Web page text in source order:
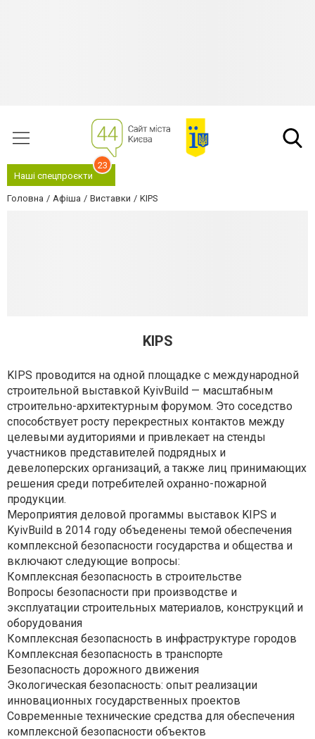
Наші спецпроєкти
23
Головна Афіша Виставки KIPS
KIPS
KIPS проводится на одной площадке с международной
строительной выставкой KyivBuild — масштабным
строительно-архитектурным форумом. Это соседство
способствует росту перекрестных контактов между
целевыми аудиториями и привлекает на стенды
участников представителей подрядных и
девелоперских организаций, а также лиц принимающих
решения среди потребителей охранно-пожарной
продукции.
Мероприятия деловой прогаммы выставок KIPS и
KyivBuild в 2014 году объеденены темой обеспечения
комплексной безопасности государства и общества и
включают следующие вопросы:
Комплексная безопасность в строительстве
Вопросы безопасности при производстве и
эксплуатации строительных материалов, конструкций и
оборудования
Комплексная безопасность в инфраструктуре городов
Комплексная безопасность в транспорте
Безопасность дорожного движения
Экологическая безопасность: опыт реализации
инновационных государственных проектов
Современные технические средства для обеспечения
комплексной безопасности объектов